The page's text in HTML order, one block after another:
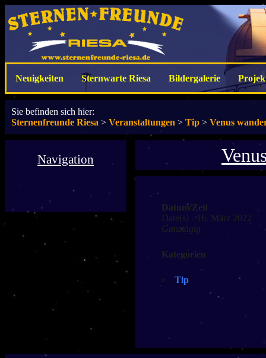
Neuigkeiten Sternwarte Riesa Bildergalerie
Sie befinden sich hier:
Sternenfreunde Riesa > Veranstaltungen > Tip > Venus
Navigation
Datum/Zeit
Date(s) - 16. März 2022
Ganztägig
Kategorien
Tip